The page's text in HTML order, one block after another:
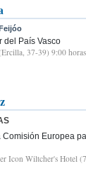
del País Vasco
37-39) 9:00 horas
Europea
Icon Wiltcher's Hotel